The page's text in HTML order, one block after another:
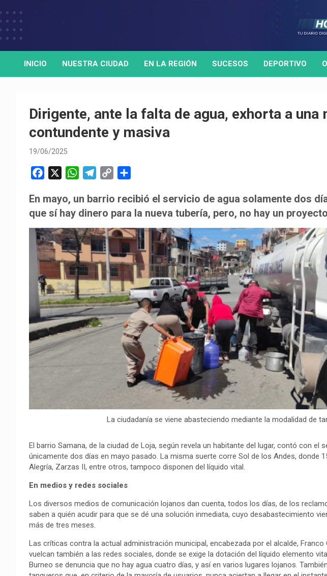
to
HORA32
Medio de comunicación digital
INICIO NUESTRA CIUDAD EN LA REGIÓN SUCESOS DEPORTIVO
Dirigente, ante la falta de agua, exhorta a una
contundente y masiva
19/06/2025
c
e
b
o
o
k
W
a
t
s
A
p
p
l
e
g
r
a
m
p
y
L
i
n
k
m
p
a
r
t
i
r
En mayo, un barrio recibió el servicio de agua solamente dos
que sí hay dinero para la nueva tubería, pero, no hay un
La ciudadanía se viene abasteciendo mediante la modalidad de
El barrio Samana, de la ciudad de Loja, según revela un habitante del lugar, contó con el
únicamente dos días en mayo pasado. La misma suerte corre Sol de los Andes, donde
Alegría, Zarzas II, entre otros, tampoco disponen del líquido vital.
En medios y redes sociales
Los diversos medios de comunicación lojanos dan cuenta, todos los días, de los
saben a quién acudir para que se dé una solución inmediata, cuyo desabastecimiento
más de tres meses.
Las críticas contra la actual administración municipal, encabezada por el alcalde, Franco
vuelcan también a las redes sociales, donde se exige la dotación del líquido elemento
Burneo se denuncia que no hay agua cuatro días, y así en varios lugares lojanos.